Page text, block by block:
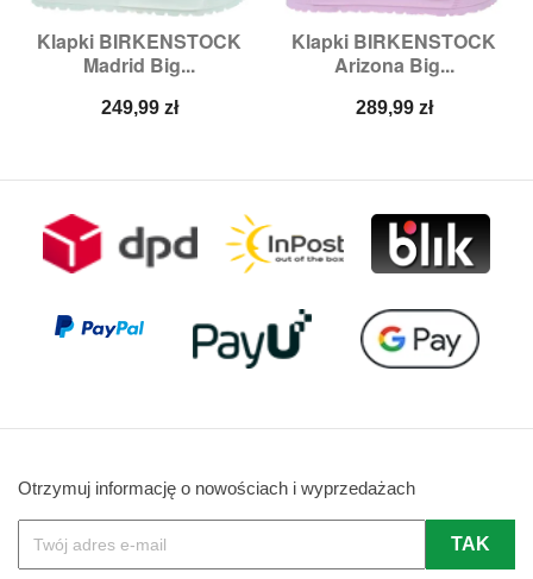
Klapki BIRKENSTOCK
Madrid Big...
Cena
249,99 zł
Klapki BIRKENSTOCK
Arizona Big...
Cena
289,99 zł
Otrzymuj informację o nowościach i wyprzedażach